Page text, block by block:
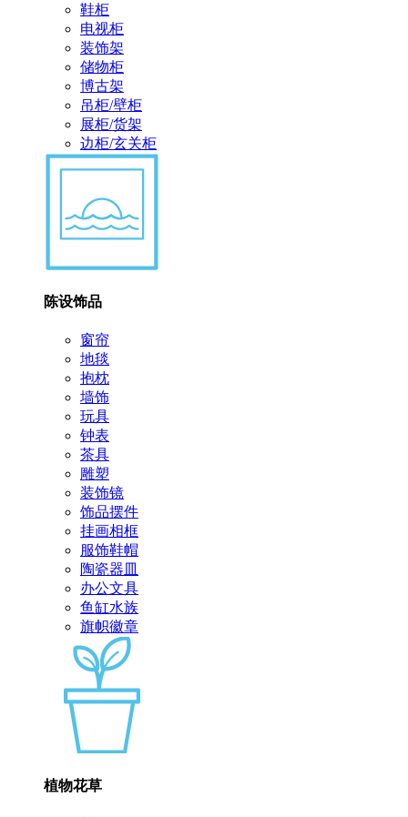
鞋柜
电视柜
装饰架
储物柜
博古架
吊柜/壁柜
展柜/货架
边柜/玄关柜
陈设饰品
窗帘
地毯
抱枕
墙饰
玩具
钟表
茶具
雕塑
装饰镜
饰品摆件
挂画相框
服饰鞋帽
陶瓷器皿
办公文具
鱼缸水族
旗帜徽章
植物花草